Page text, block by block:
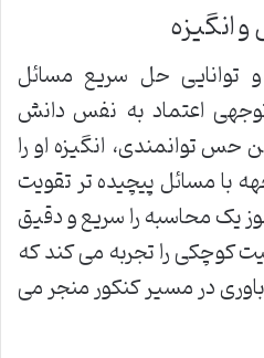
انگیزه
توانایی حل سریع مسائل
اعتماد به نفس دانش
حس توانمندی، انگیزه او را
با مسائل پیچیده تر تقویت
یک محاسبه را سریع و دقیق
کوچکی را تجربه می کند که
در مسیر کنکور منجر می